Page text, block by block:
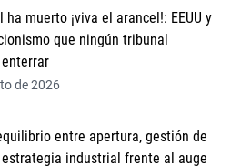
ha muerto ¡viva el arancel!: EEUU y
que ningún tribunal
de 2026
entre apertura, gestión de
industrial frente al auge